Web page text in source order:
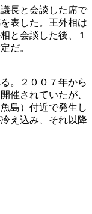
長と会談した席で
表した。王外相は
と会談した後、１
だ。
。２００７年から
催されていたが、
島）付近で発生し
え込み、それ以降